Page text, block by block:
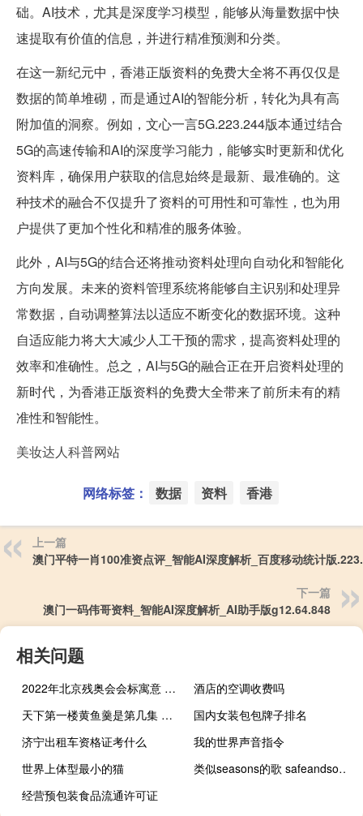
础。AI技术，尤其是深度学习模型，能够从海量数据中快
速提取有价值的信息，并进行精准预测和分类。
在这一新纪元中，香港正版资料的免费大全将不再仅仅是
数据的简单堆砌，而是通过AI的智能分析，转化为具有高
附加值的洞察。例如，文心一言5G.223.244版本通过结合
5G的高速传输和AI的深度学习能力，能够实时更新和优化
资料库，确保用户获取的信息始终是最新、最准确的。这
种技术的融合不仅提升了资料的可用性和可靠性，也为用
户提供了更加个性化和精准的服务体验。
此外，AI与5G的结合还将推动资料处理向自动化和智能化
方向发展。未来的资料管理系统将能够自主识别和处理异
常数据，自动调整算法以适应不断变化的数据环境。这种
自适应能力将大大减少人工干预的需求，提高资料处理的
效率和准确性。总之，AI与5G的融合正在开启资料处理的
新时代，为香港正版资料的免费大全带来了前所未有的精
准性和智能性。
美妆达人科普网站
网络标签： 数据 资料 香港
上一篇
澳门平特一肖100准资点评_智能AI深度解析_百度移动统计版
下一篇
澳门一码伟哥资料_智能AI深度解析_AI助手版g12.64.848
相关问题
2022年北京残奥会会标寓意 2022年残奥会金牌榜
酒店的空调收费吗
天下第一楼黄鱼羹是第几集 天下第一楼电视剧全集
国内女装包包牌子排名
济宁出租车资格证考什么
我的世界声音指令
世界上体型最小的猫
类似seasons的歌 safeandsound歌词
经营预包装食品流通许可证